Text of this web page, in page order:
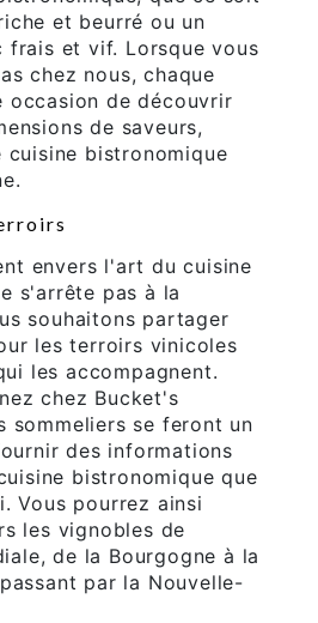
et beurré ou un
frais et vif. Lorsque vous
chez nous, chaque
occasion de découvrir
de saveurs,
cuisine bistronomique
envers l'art du cuisine
s'arrête pas à la
souhaitons partager
les terroirs vinicoles
les accompagnent.
chez Bucket's
sommeliers se feront un
des informations
bistronomique que
Vous pourrez ainsi
les vignobles de
de la Bourgogne à la
par la Nouvelle-